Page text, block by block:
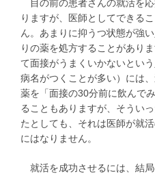
目の前の患者さんの就活を
りますが、医師としてできる
ん。あまりに抑うつ状態が強
りの薬を処方することがあり
て面接がうまくいかないとい
病名がつくことが多い）には
薬を「面接の30分前に飲んで
ることもありますが、そうい
たとしても、それは医師が就
にはなりません。
就活を成功させるには、結